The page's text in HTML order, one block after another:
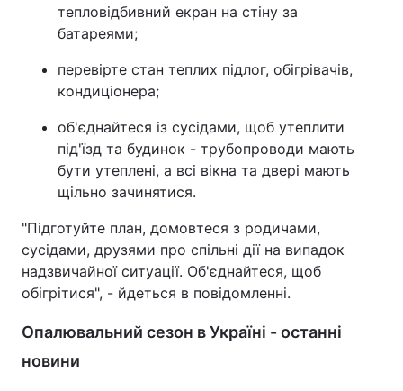
тепловідбивний екран на стіну за
батареями;
перевірте стан теплих підлог, обігрівачів,
кондиціонера;
об'єднайтеся із сусідами, щоб утеплити
під'їзд та будинок - трубопроводи мають
бути утеплені, а всі вікна та двері мають
щільно зачинятися.
"Підготуйте план, домовтеся з родичами,
сусідами, друзями про спільні дії на випадок
надзвичайної ситуації. Об'єднайтеся, щоб
обігрітися", - йдеться в повідомленні.
Опалювальний сезон в Україні - останні
новини